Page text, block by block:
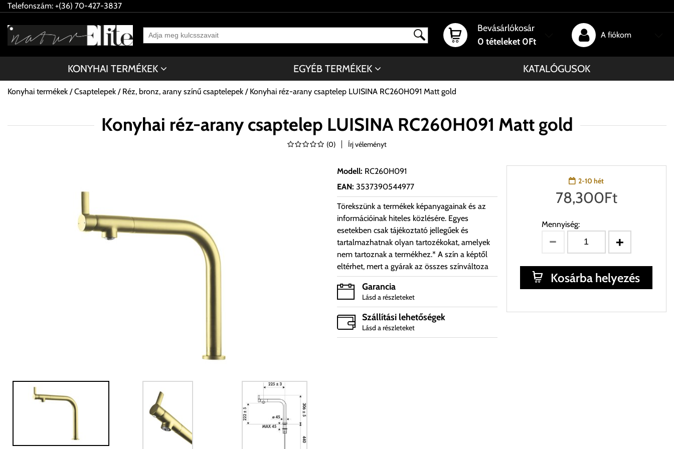
Telefonszám: +(36) 70-427-3837
Bevásárlókosár
0 tételeket 0Ft
A fiókom
KONYHAI TERMÉKEK EGYÉB TERMÉKEK KATALÓGUSOK
Konyhai termékek Csaptelepek Réz, bronz, arany színű csaptelepek Konyhai réz-arany csaptelep LUISINA RC260H091 Matt gold
Konyhai réz-arany csaptelep LUISINA RC260H091 Matt gold
(0) Írj véleményt
Modell: RC260H091
EAN: 3537390544977
Törekszünk a termékek képanyagainak és az
információinak hiteles közlésére. Egyes
esetekben csak tájékoztató jellegűek és
tartalmazhatnak olyan tartozékokat, amelyek
nem tartoznak a termékhez.* A szín a képtől
eltérhet, mert a gyárak az összes színváltoza
Garancia
Lásd a részleteket
Szállítási lehetőségek
Lásd a részleteket
2-10 hét
78,300Ft
Mennyiség:
Kosárba helyezés